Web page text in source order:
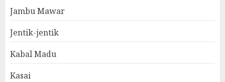
Jambu Mawar
Jentik-jentik
Kabal Madu
Kasai